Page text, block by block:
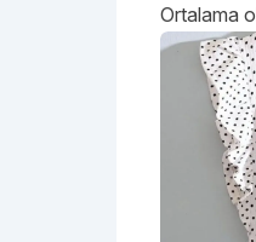
Ortalama